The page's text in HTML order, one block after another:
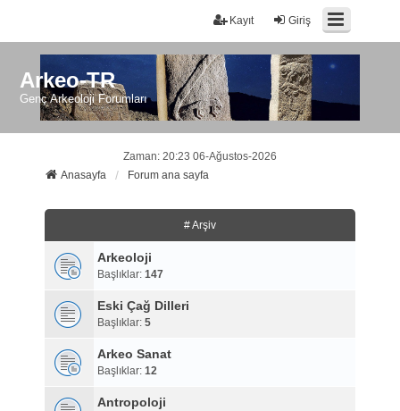
Giriş
Kayıt
Arkeo-TR
Genç Arkeoloji Forumları
Zaman: 20:23 06-Ağustos-2026
Anasayfa
Forum ana sayfa
# Arşiv
Arkeoloji
Başlıklar: 147
Eski Çağ Dilleri
Başlıklar: 5
Arkeo Sanat
Başlıklar: 12
Antropoloji